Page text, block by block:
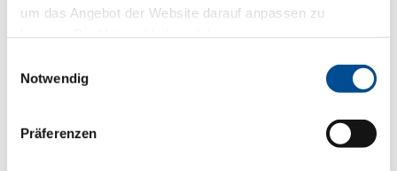
um das Angebot der Website darauf anpassen zu
Notwendig
Präferenzen
Wer kann Delegierter der
VV werden?
Die Delegierten arbeiten ehrenamtlich.
in Bayern gewählt. Laut Wahlordnung